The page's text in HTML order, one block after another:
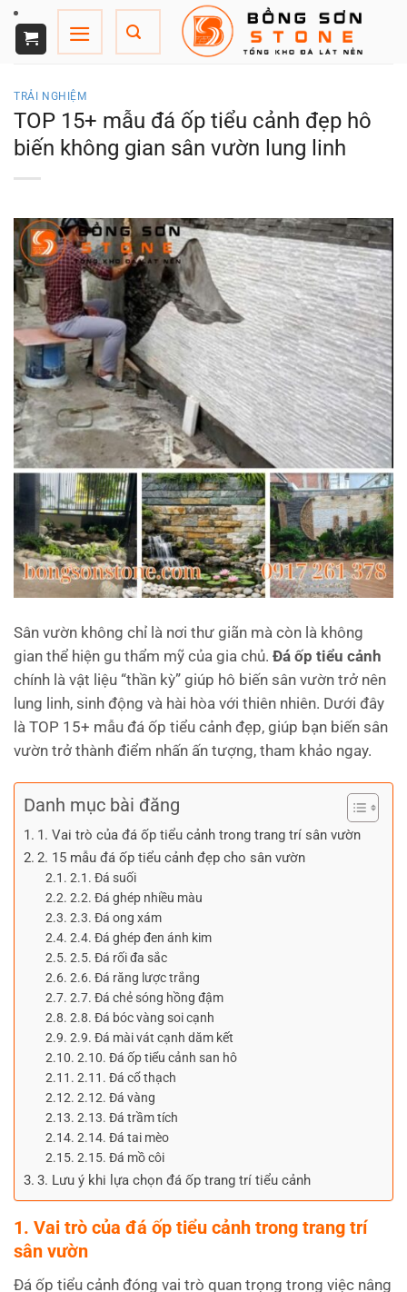
Chuyển
đến
nội
TRẢI NGHIỆM
TOP 15+ mẫu đá ốp tiểu cảnh đẹp hô
biến không gian sân vườn lung linh
Sân vườn không chỉ là nơi thư giãn mà còn là không
gian thể hiện gu thẩm mỹ của gia chủ. Đá ốp tiểu cảnh
chính là vật liệu “thần kỳ” giúp hô biến sân vườn trở nên
lung linh, sinh động và hài hòa với thiên nhiên. Dưới đây
là TOP 15+ mẫu đá ốp tiểu cảnh đẹp, giúp bạn biến sân
vườn trở thành điểm nhấn ấn tượng, tham khảo ngay.
Danh mục bài đăng
1. Vai trò của đá ốp tiểu cảnh trong trang trí sân vườn
2. 15 mẫu đá ốp tiểu cảnh đẹp cho sân vườn
2.1. Đá suối
2.2. Đá ghép nhiều màu
2.3. Đá ong xám
2.4. Đá ghép đen ánh kim
2.5. Đá rối đa sắc
2.6. Đá răng lược trắng
2.7. Đá chẻ sóng hồng đậm
2.8. Đá bóc vàng soi cạnh
2.9. Đá mài vát cạnh dăm kết
2.10. Đá ốp tiểu cảnh san hô
2.11. Đá cổ thạch
2.12. Đá vàng
2.13. Đá trầm tích
2.14. Đá tai mèo
2.15. Đá mồ côi
3. Lưu ý khi lựa chọn đá ốp trang trí tiểu cảnh
1. Vai trò của đá ốp tiểu cảnh trong trang trí
sân vườn
Đá ốp tiểu cảnh đóng vai trò quan trọng trong việc nâng